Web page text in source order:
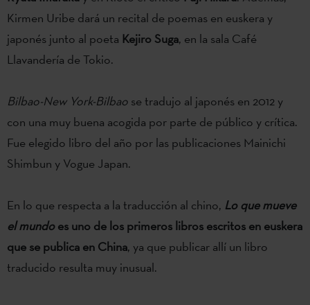
Kirmen Uribe dará un recital de poemas en euskera y
japonés junto al poeta Kejiro Suga, en la sala Café
Llavandería de Tokio.
Bilbao-New York-Bilbao se tradujo al japonés en 2012 y
con una muy buena acogida por parte de público y crítica.
Fue elegido libro del año por las publicaciones Mainichi
Shimbun y Vogue Japan.
En lo que respecta a la traducción al chino, Lo que mueve
el mundoes uno de los primeros libros escritos en euskera
que se publica en China, ya que publicar allí un libro
traducido resulta muy inusual.